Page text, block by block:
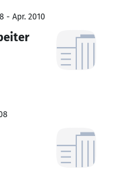
- Apr. 2010